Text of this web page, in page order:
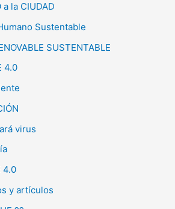
a la CIUDAD
Sustentable
SUSTENTABLE
4.0
virus
4.0
y artículos